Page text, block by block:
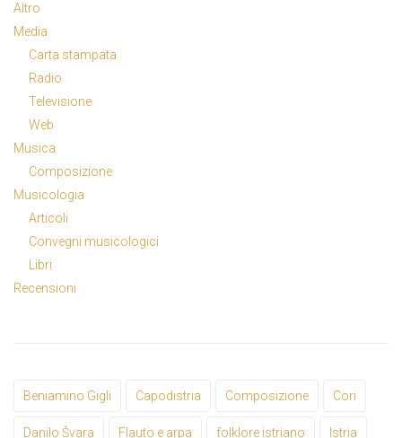
Altro
Media
Carta stampata
Radio
Televisione
Web
Musica
Composizione
Musicologia
Articoli
Convegni musicologici
Libri
Recensioni
Beniamino Gigli Capodistria Composizione Cori
Danilo Švara Flauto e arpa folklore istriano Istria